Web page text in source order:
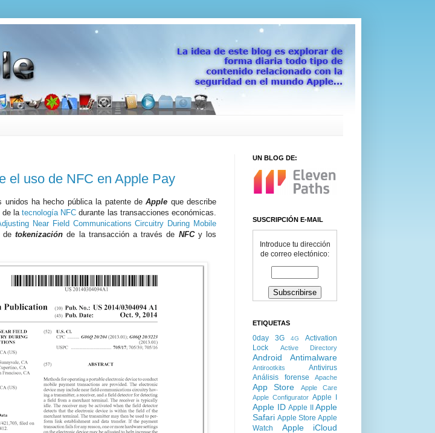
el uso de NFC en Apple Pay
unidos ha hecho pública la patente deApple que describe
de la tecnología NFC durante las transacciones económicas.
Near Field Communications Circuitry During Mobile
detokenización de la transacción a través de NFCy los
UN BLOG DE:
SUSCRIPCIÓN E-MAIL
Introduce tu dirección
de correo electónico:
ETIQUETAS
0day 3G 4G
Activation
Lock
Active Directory
Android Antimalware
Antirootkits
Antivirus
Análisis forense
Apache
App Store
Apple Care
Apple Configurator Apple I
Apple ID Apple II
Apple
Safari Apple Store Apple
Watch
Apple iCloud